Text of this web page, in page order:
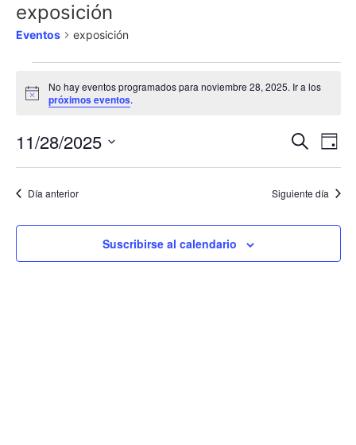
exposición
Eventos exposición
Aviso
No hay eventos programados para noviembre 28, 2025. Ir a los
próximos eventos.
de
y
Buscar
de
de
Día
11/28/2025
la
fecha.
Día anterior Siguiente día
Suscribirse al calendario